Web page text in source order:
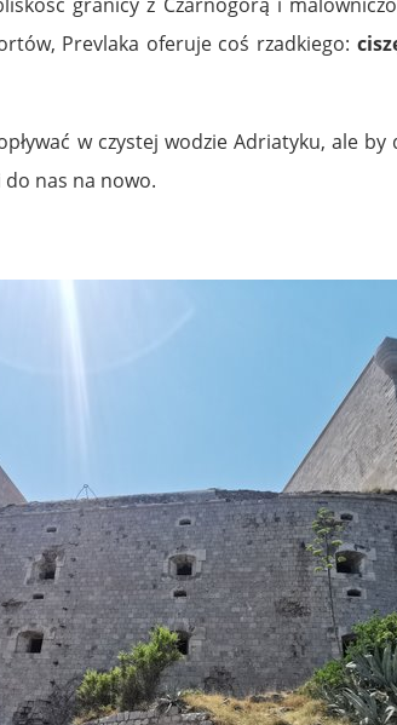
Prevlaka oferuje coś rzadkiego:
w czystej wodzie Adriatyku, ale
nas na nowo.